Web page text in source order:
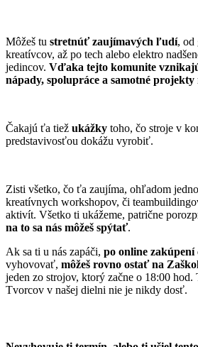
Môžeš tu stretnúť zaujímavých ľudí, od
kreatívcov, až po tech alebo elektro
jedincov. Vďaka tejto komunite
nápady, spolupráce a samotné
Čakajú ťa tiež ukážky toho, čo stroje v
predstavivosťou dokážu vyrobiť.
Zisti všetko, čo ťa zaujíma, ohľadom
kreatívnych workshopov, či
aktivít. Všetko ti ukážeme, patrične
na to sa nás môžeš spýtať.
Ak sa ti u nás zapáči, po online zakúpení
vyhovovať, môžeš rovno ostať na
jeden zo strojov, ktorý začne o 18:00 hod.
Tvorcov v našej dielni nie je nikdy dosť.